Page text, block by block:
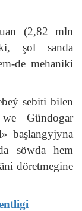
(2,82 mln
şol sanda
de mehaniki
sebiti bilen
Gündogar
başlangyjyna
söwda hem
döretmegine